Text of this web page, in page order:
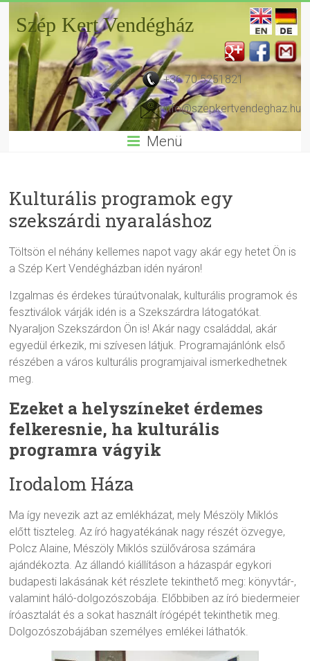
Szép Kert Vendégház
+36 70 5251821
info@szepkertvendeghaz.hu
Menü
Kulturális programok egy
szekszárdi nyaraláshoz
Töltsön el néhány kellemes napot vagy akár egy hetet Ön is
a Szép Kert Vendégházban idén nyáron!
Izgalmas és érdekes túraútvonalak, kulturális programok és
fesztiválok várják idén is a Szekszárdra látogatókat.
Nyaraljon Szekszárdon Ön is! Akár nagy családdal, akár
egyedül érkezik, mi szívesen látjuk. Programajánlónk első
részében a város kulturális programjaival ismerkedhetnek
meg.
Ezeket a helyszíneket érdemes
felkeresnie, ha kulturális
programra vágyik
Irodalom Háza
Ma így nevezik azt az emlékházat, mely Mészöly Miklós
előtt tiszteleg. Az író hagyatékának nagy részét özvegye,
Polcz Alaine, Mészöly Miklós szülővárosa számára
ajándékozta. Az állandó kiállításon a házaspár egykori
budapesti lakásának két részlete tekinthető meg: könyvtár-,
valamint háló-dolgozószobája. Előbbiben az író biedermeier
íróasztalát és a sokat használt írógépét tekinthetik meg.
Dolgozószobájában személyes emlékei láthatók.